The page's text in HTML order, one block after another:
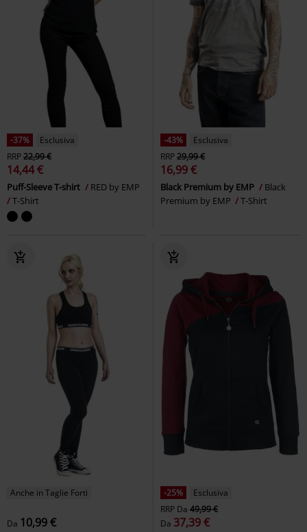
-37%
Esclusiva
RRP22,99 €
14,44 €
Puff-Sleeve T-shirt
RED by EMP
T-Shirt
-43%
Esclusiva
RRP29,99 €
16,99 €
Black Premium by EMP
Black
Premium by EMP
T-Shirt
Anche in Taglie Forti
Da 10,99 €
-25%
Esclusiva
RRP Da 49,99 €
Da 37,39 €